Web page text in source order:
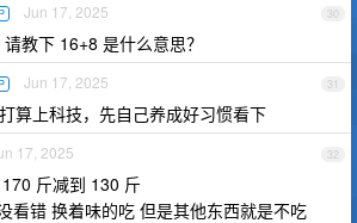
30
Jun 17, 2025
教下 16+8 是什么意思？
31
Jun 17, 2025
算上科技，先自己养成好习惯看下
32
17, 2025
斤减到 130 斤
看错 换着味的吃 但是其他东西就是不吃